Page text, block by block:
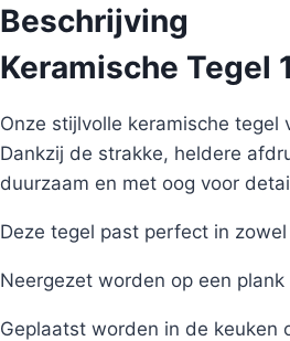
Beschrijving
Keramische Tegel
Onze stijlvolle keramische tegel
Dankzij de strakke, heldere
duurzaam en met oog voor
Deze tegel past perfect in
Neergezet worden op een
Geplaatst worden in de keuken